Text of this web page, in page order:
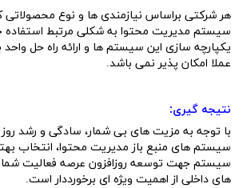
هر شرکتی براساس نیازمندی ها و نوع محصولاتی
سیستم مدیریت محتوا به شکلی مرتبط استفاده
یکپارچه سازی این سیستم ها و ارائه راه حل واحد
عملا امکان پذیر نمی باشد.
نتیجه گیری:
با توجه به مزیت های بی شمار، سادگی و رشد روز
سیستم های منبع باز مدیریت محتوا، انتخاب
سیستم جهت توسعه روزافزون عرصه فعالیت شما
های داخلی از اهمیت ویژه ای برخورددار است.